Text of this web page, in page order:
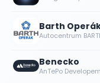
Barth
Autocentrum
Benecko
AnTePo
Tesla
7 SRPNA,